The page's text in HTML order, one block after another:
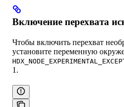
Включение перехвата
Чтобы включить перехват
установите переменную
1.